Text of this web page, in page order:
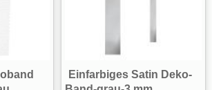
Einfarbiges Satin Deko-